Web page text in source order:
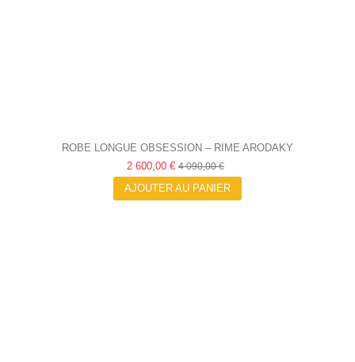
ROBE LONGUE OBSESSION – RIME ARODAKY
2 600,00 € 4 090,00 €
AJOUTER AU PANIER